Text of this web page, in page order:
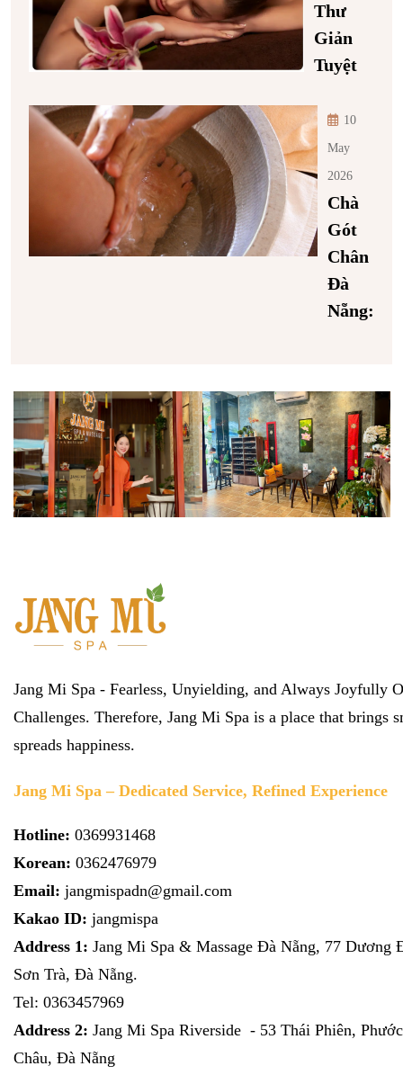
Thư
Giản
Tuyệt
10
May
2026
Chà
Gót
Chân
Đà
Nẵng:
Jang Mi Spa - Fearless, Unyielding, and Always Joyfully
Challenges. Therefore, Jang Mi Spa is a place that brings
spreads happiness.
Jang Mi Spa – Dedicated Service, Refined Experience
Hotline: 0369931468
Korean: 0362476979
Email: jangmispadn@gmail.com
Kakao ID: jangmispa
Address 1: Jang Mi Spa & Massage Đà Nẵng, 77 Dương
Sơn Trà, Đà Nẵng.
Tel: 0363457969
Address 2: Jang Mi Spa Riverside - 53 Thái Phiên,
Châu, Đà Nẵng